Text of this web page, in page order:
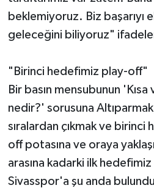
beklemiyoruz. Biz başarıyı
geleceğini biliyoruz"
"Birinci hedefimiz play-off"
Bir basın mensubunun
nedir?' sorusuna
sıralardan çıkmak ve
off potasına ve oraya
arasına kadarki ilk
Sivasspor'a şu anda